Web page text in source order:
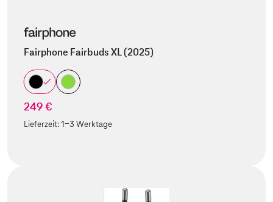
Fairphone Fairbuds XL (2025)
249 €
Lieferzeit:1-3 Werktage